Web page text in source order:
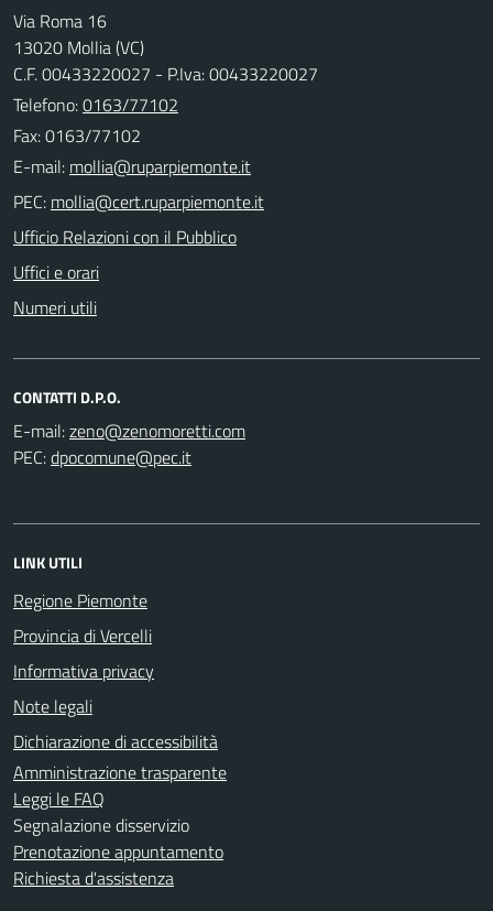
Via Roma 16
13020 Mollia (VC)
C.F. 00433220027 - P.Iva: 00433220027
Telefono:0163/77102
Fax: 0163/77102
E-mail:
PEC:
Ufficio Relazioni con il Pubblico
Uffici e orari
Numeri utili
CONTATTI D.P.O.
E-mail:
PEC:
LINK UTILI
Regione Piemonte
Provincia di Vercelli
Informativa privacy
Note legali
Dichiarazione di accessibilità
Amministrazione trasparente
Leggi le FAQ
Segnalazione disservizio
Prenotazione appuntamento
Richiesta d'assistenza